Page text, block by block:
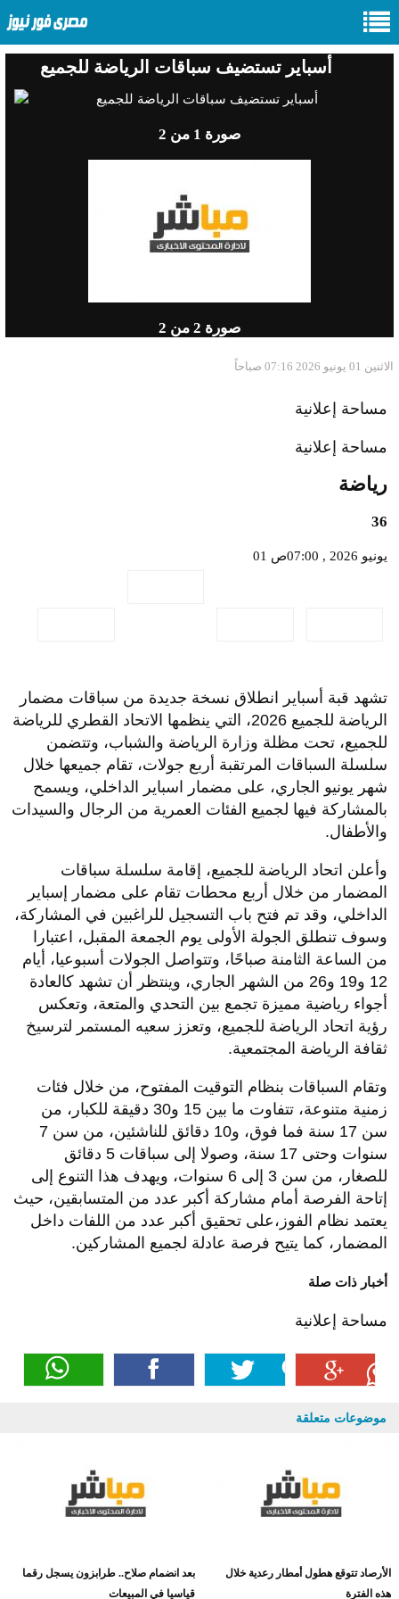
أسباير تستضيف سباقات الرياضة للجميع
صورة 1 من 2
صورة 2 من 2
الاثنين 01 يونيو 2026 07:16 صباحاً
مساحة إعلانية
مساحة إعلانية
رياضة
36
01 يونيو 2026 , 07:00ص
تشهد قبة أسباير انطلاق نسخة جديدة من سباقات مضمار
الرياضة للجميع 2026، التي ينظمها الاتحاد القطري للرياضة
للجميع، تحت مظلة وزارة الرياضة والشباب، وتتضمن
سلسلة السباقات المرتقبة أربع جولات، تقام جميعها خلال
شهر يونيو الجاري، على مضمار اسباير الداخلي، ويسمح
بالمشاركة فيها لجميع الفئات العمرية من الرجال والسيدات
والأطفال.
وأعلن اتحاد الرياضة للجميع، إقامة سلسلة سباقات
المضمار من خلال أربع محطات تقام على مضمار إسباير
الداخلي، وقد تم فتح باب التسجيل للراغبين في المشاركة،
وسوف تنطلق الجولة الأولى يوم الجمعة المقبل، اعتبارا
من الساعة الثامنة صباحًا، وتتواصل الجولات أسبوعيا، أيام
12 و19 و26 من الشهر الجاري، وينتظر أن تشهد كالعادة
أجواء رياضية مميزة تجمع بين التحدي والمتعة، وتعكس
رؤية اتحاد الرياضة للجميع، وتعزز سعيه المستمر لترسيخ
ثقافة الرياضة المجتمعية.
وتقام السباقات بنظام التوقيت المفتوح، من خلال فئات
زمنية متنوعة، تتفاوت ما بين 15 و30 دقيقة للكبار، من
سن 17 سنة فما فوق، و10 دقائق للناشئين، من سن 7
سنوات وحتى 17 سنة، وصولا إلى سباقات 5 دقائق
للصغار، من سن 3 إلى 6 سنوات، ويهدف هذا التنوع إلى
إتاحة الفرصة أمام مشاركة أكبر عدد من المتسابقين، حيث
يعتمد نظام الفوز،على تحقيق أكبر عدد من اللفات داخل
المضمار، كما يتيح فرصة عادلة لجميع المشاركين.
أخبار ذات صلة
مساحة إعلانية
موضوعات متعلقة
الأرصاد تتوقع هطول أمطار رعدية خلال
هذه الفترة
بعد انضمام صلاح.. طرابزون يسجل رقما
قياسيا في المبيعات